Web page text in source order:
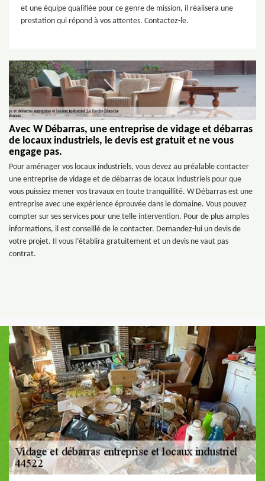
et une équipe qualifiée pour ce genre de mission, il réalisera une
prestation qui répond à vos attentes. Contactez-le.
Avec W Débarras, une entreprise de vidage et débarras
de locaux industriels, le devis est gratuit et ne vous
engage pas.
Pour aménager vos locaux industriels, vous devez au préalable contacter
une entreprise de vidage et de débarras de locaux industriels pour que
vous puissiez mener vos travaux en toute tranquillité. W Débarras est une
entreprise avec une expérience éprouvée dans le domaine. Vous pouvez
compter sur ses services pour une telle intervention. Pour de plus amples
informations, il est conseillé de le contacter. Demandez-lui un devis de
votre projet. Il vous l’établira gratuitement et un devis ne vaut pas
contrat.